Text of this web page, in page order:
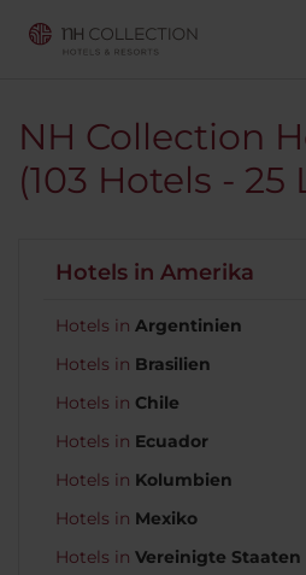
NH Collection
(103 Hotels - 25
Hotels in Amerika
Hotels in Argentinien
Hotels in Brasilien
Hotels in Chile
Hotels in Ecuador
Hotels in Kolumbien
Hotels in Mexiko
Hotels in Vereinigte Staaten